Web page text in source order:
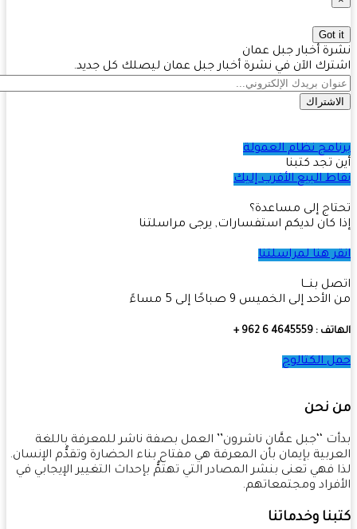
أخبار جبل عمان
الآن في نشرة أخبار جبل عمان ليصلك كل جديد.
نظام العمولة
تجد كتبنا
البيع الأقرب إليك
إلى مساعدة؟
كان لديكم استفسارات, يرجى مراسلتنا
هنا لمراسلتنا
بنـــا
إلى الخميس 9 صباحًا إلى 5 مساءً
6 962 +
الكتالوج
نحن
‘‘جبل عمَّان ناشرون’’ العمل بصفة ناشر للمعرفة باللغة
بإيمان بأن المعرفة هي مفتاح بناء الحضارة وتقدُّم الإنسان.
فهي تعنى بنشر المصادر التي تهتمُّ بإحداث التغيير الإيجابي في
ومجتمعاتهم.
وخدماتنا